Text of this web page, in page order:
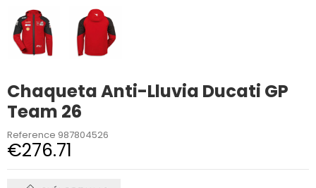
Chaqueta Anti-Lluvia Ducati GP
Team 26
Reference 987804526
€276.71